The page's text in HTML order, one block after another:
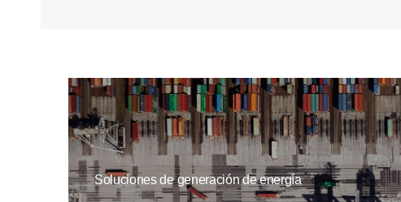
Soluciones de generación de energía